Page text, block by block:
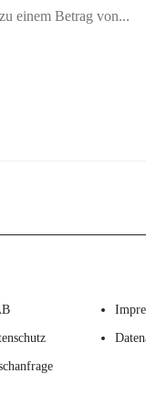
einem Betrag von...